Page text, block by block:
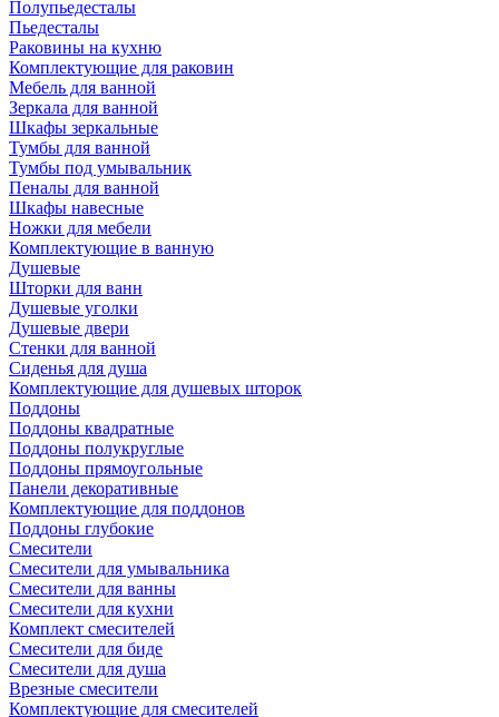
Полупьедесталы
Пьедесталы
Раковины на кухню
Комплектующие для раковин
Мебель для ванной
Зеркала для ванной
Шкафы зеркальные
Тумбы для ванной
Тумбы под умывальник
Пеналы для ванной
Шкафы навесные
Ножки для мебели
Комплектующие в ванную
Душевые
Шторки для ванн
Душевые уголки
Душевые двери
Стенки для ванной
Сиденья для душа
Комплектующие для душевых шторок
Поддоны
Поддоны квадратные
Поддоны полукруглые
Поддоны прямоугольные
Панели декоративные
Комплектующие для поддонов
Поддоны глубокие
Смесители
Смесители для умывальника
Смесители для ванны
Смесители для кухни
Комплект смесителей
Смесители для биде
Смесители для душа
Врезные смесители
Комплектующие для смесителей